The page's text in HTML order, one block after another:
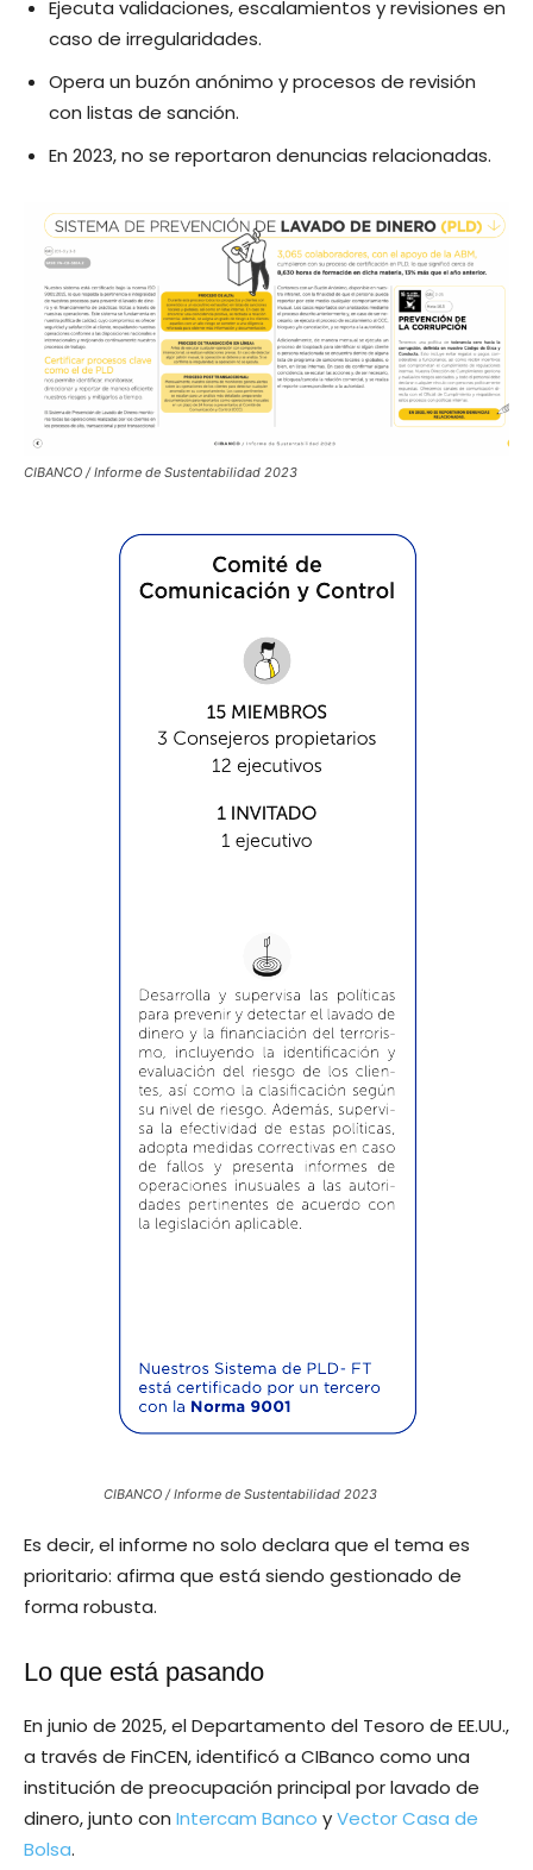
Ejecuta validaciones, escalamientos y revisiones en
caso de irregularidades.
Opera un buzón anónimo y procesos de revisión
con listas de sanción.
En 2023, no se reportaron denuncias relacionadas.
CIBANCO / Informe de Sustentabilidad 2023
CIBANCO / Informe de Sustentabilidad 2023
Es decir, el informe no solo declara que el tema es
prioritario: afirma que está siendo gestionado de
forma robusta.
Lo que está pasando
En junio de 2025, el Departamento del Tesoro de EE.UU.,
a través de FinCEN, identificó a CIBanco como una
institución de preocupación principal por lavado de
dinero, junto con Intercam Banco yVector Casa de
Bolsa.